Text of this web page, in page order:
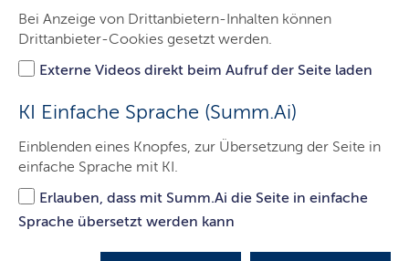
Bei Anzeige von Drittanbietern-Inhalten können
Drittanbieter-Cookies gesetzt werden.
Externe Videos direkt beim Aufruf der Seite laden
KI Einfache Sprache (Summ.Ai)
Einblenden eines Knopfes, zur Übersetzung der Seite in
einfache Sprache mit KI.
Erlauben, dass mit Summ.Ai die Seite in einfache
Sprache übersetzt werden kann
Presse
Klimakompass
LETZTE AKTUALISIERUNG: 13.05.2025